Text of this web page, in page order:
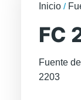
Inicio /
FC
Fuente
2203